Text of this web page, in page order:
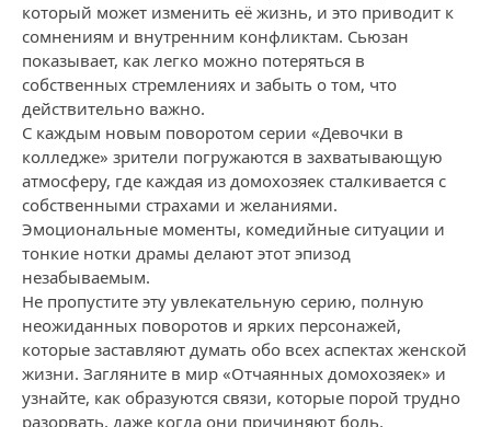
который может изменить её жизнь, и это приводит к
сомнениям и внутренним конфликтам. Сьюзан
показывает, как легко можно потеряться в
собственных стремлениях и забыть о том, что
действительно важно.
С каждым новым поворотом серии «Девочки в
колледже» зрители погружаются в захватывающую
атмосферу, где каждая из домохозяек сталкивается с
собственными страхами и желаниями.
Эмоциональные моменты, комедийные ситуации и
тонкие нотки драмы делают этот эпизод
незабываемым.
Не пропустите эту увлекательную серию, полную
неожиданных поворотов и ярких персонажей,
которые заставляют думать обо всех аспектах женской
жизни. Загляните в мир «Отчаянных домохозяек» и
узнайте, как образуются связи, которые порой трудно
разорвать, даже когда они причиняют боль.